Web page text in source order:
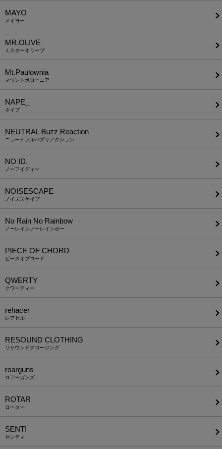
MAYO
メイヨー
MR.OLIVE
ミスターオリーブ
Mt.Paulownia
マウントポローニア
NAPE_
ネイプ
NEUTRAL Buzz Reaction
ニュートラルバズリアクション
NO ID.
ノーアイディー
NOISESCAPE
ノイズスケイプ
No Rain No Rainbow
ノーレインノーレインボー
PIECE OF CHORD
ピースオブコード
QWERTY
クワーティー
rehacer
レアセル
RESOUND CLOTHING
リサウンドクロージング
roarguns
ロアーガンズ
ROTAR
ローター
SENTI
センティ